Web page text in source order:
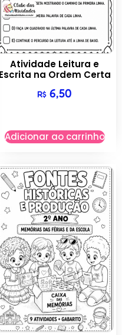
Atividade Leitura e
Escrita na Ordem Certa
R$ 6,50
Adicionar ao carrinho